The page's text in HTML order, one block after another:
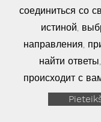
соединиться со
истиной,
направления,
найти
происходит с